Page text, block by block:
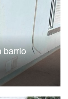
barrio